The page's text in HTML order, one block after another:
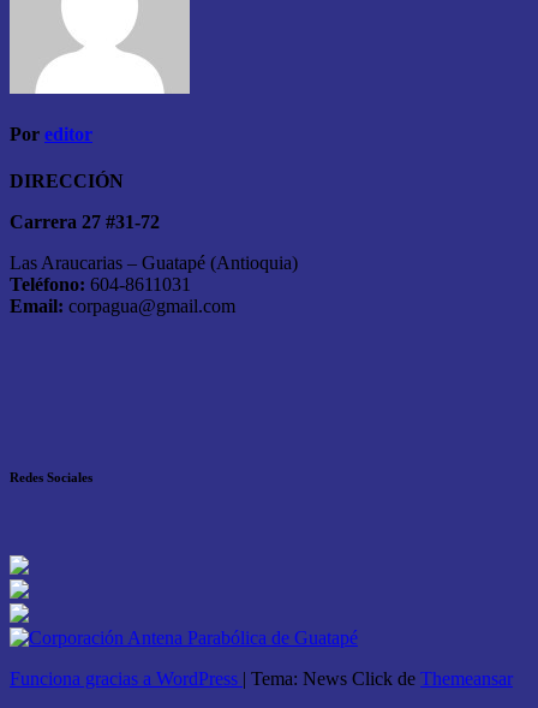
Por editor
DIRECCIÓN
Carrera 27 #31-72
Las Araucarias – Guatapé (Antioquia)
Teléfono: 604-8611031
Email: corpagua@gmail.com
Redes Sociales
Funciona gracias a WordPress | Tema: News Click de Themeansar